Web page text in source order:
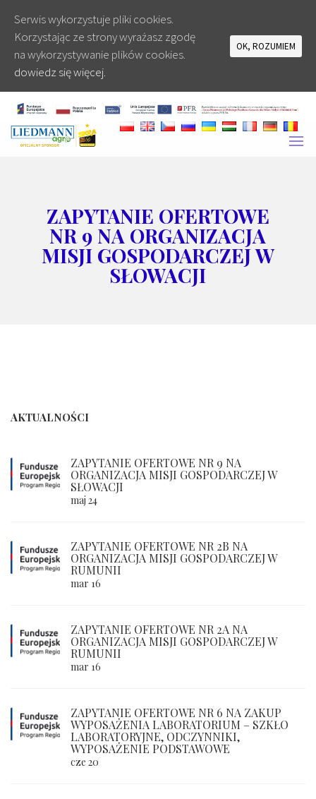
ZAPYTANIE OFERTOWE
NR 9 NA ORGANIZACJA
MISJI GOSPODARCZEJ W
SŁOWACJI
AKTUALNOŚCI
ZAPYTANIE OFERTOWE NR 9 NA
ORGANIZACJA MISJI GOSPODARCZEJ W
SŁOWACJI
maj 24
ZAPYTANIE OFERTOWE NR 2B NA
ORGANIZACJA MISJI GOSPODARCZEJ W
RUMUNII
mar 16
ZAPYTANIE OFERTOWE NR 2A NA
ORGANIZACJA MISJI GOSPODARCZEJ W
RUMUNII
mar 16
ZAPYTANIE OFERTOWE NR 6 NA ZAKUP
WYPOSAŻENIA LABORATORIUM – SZKŁO
LABORATORYJNE, ODCZYNNIKI,
WYPOSAŻENIE PODSTAWOWE
cze 20
Serwis wykorzystuje pliki cookies.
Korzystając ze strony wyrażasz zgodę
na wykorzystywanie plików cookies.
dowiedz się więcej.
OK, ROZUMIEM